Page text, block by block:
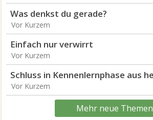
Was denkst du gerade?
Vor Kurzem
Einfach nur verwirrt
Vor Kurzem
Schluss in Kennenlernphase aus
Vor Kurzem
Mehr neue Themen